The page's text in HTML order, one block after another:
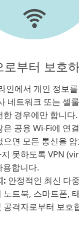
로부터 보호
인에서 개인 정보
네트워크 또는 셀
한 경우에만 합니다
은 공용 Wi-Fi에 연
으면 모든 통신을
못하도록 VPN
합니다.
: 안정적인 최신 다
노트북, 스마트폰,
공격자로부터 보호